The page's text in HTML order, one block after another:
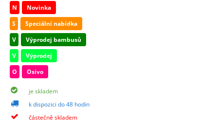
N
Novinka
S
Speciální nabídka
V
Výprodej bambusů
V
Výprodej
O
Osivo
je skladem
k dispozici do 48 hodin
částečně skladem